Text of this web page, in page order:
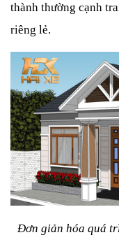
thành thường cạnh
riêng lẻ.
Đơn giản hóa quá